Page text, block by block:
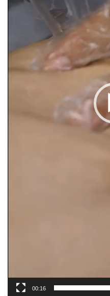
00:16